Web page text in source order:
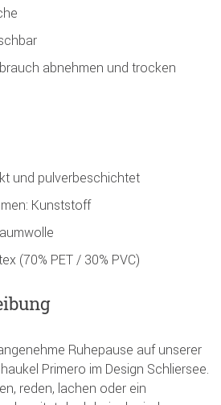
abnehmen und trocken
und pulverbeschichtet
Kunststoff
(70% PET / 30% PVC)
Ruhepause auf unserer
Primero im Design Schliersee.
reden, lachen oder ein